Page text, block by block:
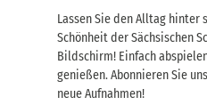
Lassen Sie den Alltag hinter
Schönheit der Sächsischen
Bildschirm! Einfach
genießen. Abonnieren Sie
neue Aufnahmen!